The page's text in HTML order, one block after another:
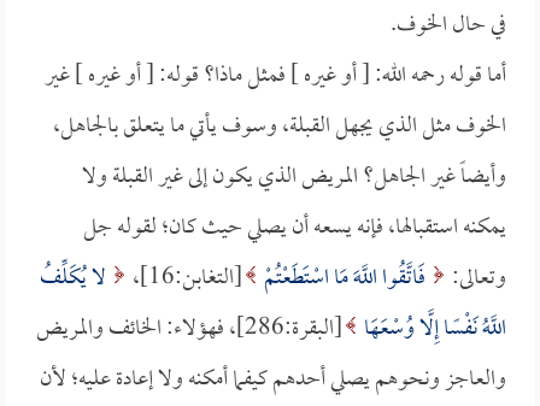
في حال الخوف.
أما قوله رحمه الله: [ أو غيره ] فمثل ماذا؟ قوله: [ أو غيره ] غير
الخوف مثل الذي يجهل القبلة، وسوف يأتي ما يتعلق بالجاهل،
وأيضاً غير الجاهل؟ المريض الذي يكون إلى غير القبلة ولا
يمكنه استقبالها، فإنه يسعه أن يصلي حيث كان؛ لقوله جل
وتعالى:
فَاتَّقُوا اللَّهَ مَا اسْتَطَعْتُمْ [التغابن:16]،
لا يُكَلِّفُ
اللَّهُ نَفْسًا إِلَّا وُسْعَهَا
[البقرة:286]، فهؤلاء: الخائف والمريض
والعاجز ونحوهم يصلي أحدهم كيفما أمكنه ولا إعادة عليه؛ لأن